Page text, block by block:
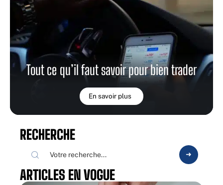
Tout ce qu’il faut savoir pour bien trader
En savoir plus
RECHERCHE
ARTICLES EN VOGUE